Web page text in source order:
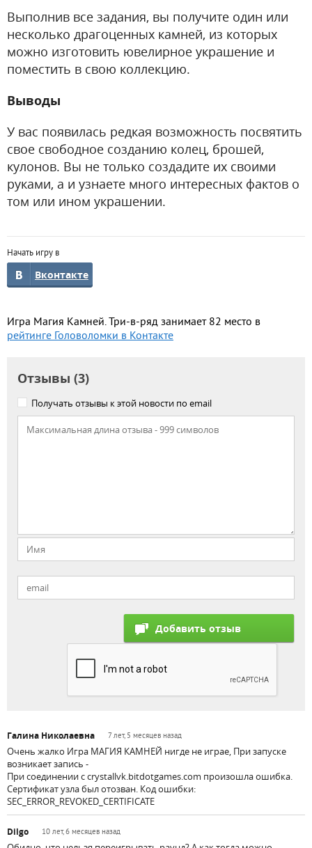
Выполнив все задания, вы получите один или
несколько драгоценных камней, из которых
можно изготовить ювелирное украшение и
поместить в свою коллекцию.
Выводы
У вас появилась редкая возможность посвятить
свое свободное созданию колец, брошей,
кулонов. Вы не только создадите их своими
руками, а и узнаете много интересных фактов о
том или ином украшении.
Начать игру в
Вконтакте
Игра Магия Камней. Три-в-ряд занимает 82 место в
рейтинге Головоломки в Контакте
Отзывы (3)
Получать отзывы к этой новости по email
Галина Николаевна 7 лет, 5 месяцев назад
Очень жалко Игра МАГИЯ КАМНЕЙ нигде не играе, При запуске
возникает запись -
При соединении с crystallvk.bitdotgames.com произошла ошибка.
Сертификат узла был отозван. Код ошибки:
SEC_ERROR_REVOKED_CERTIFICATE
Dilgo 10 лет, 6 месяцев назад